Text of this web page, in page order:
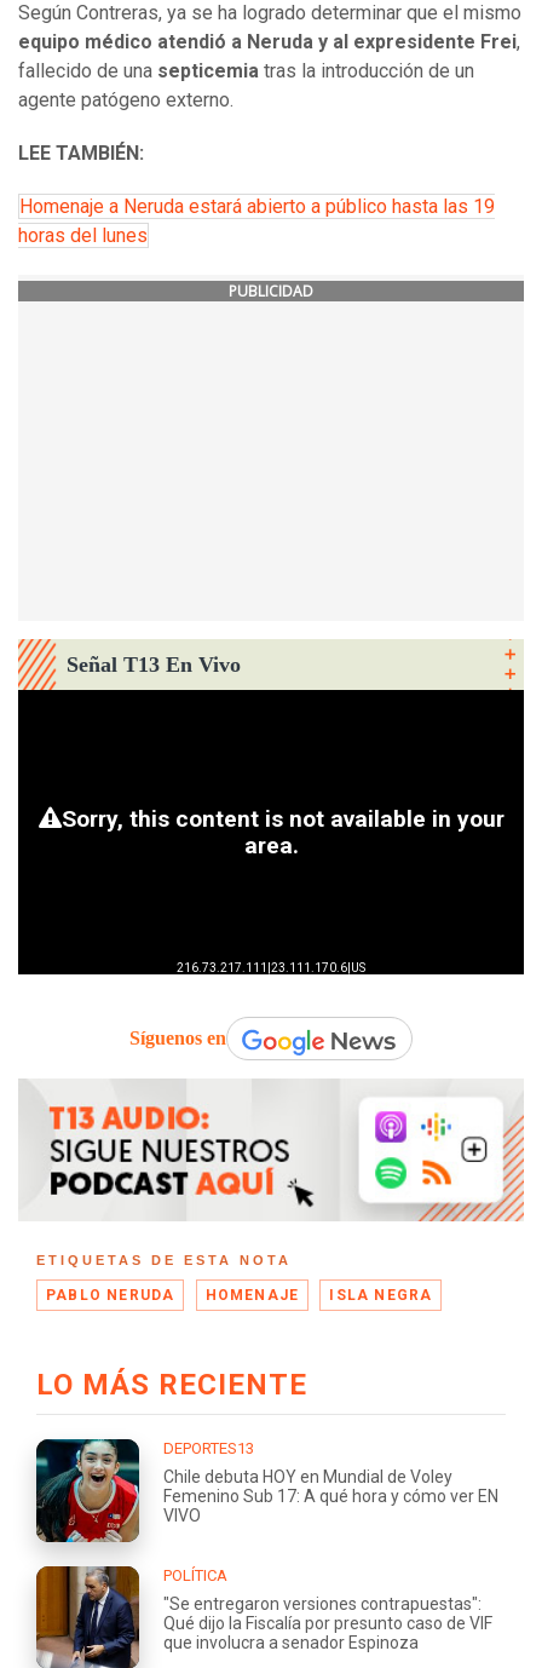
Según Contreras, ya se ha logrado determinar que el mismo
equipo médico atendió a Neruda y al expresidente Frei,
fallecido de una septicemia tras la introducción de un
agente patógeno externo.
LEE TAMBIÉN:
Homenaje a Neruda estará abierto a público hasta las 19
horas del lunes
PUBLICIDAD
Señal T13 En Vivo
Síguenos en
ETIQUETAS DE ESTA NOTA
PABLO NERUDA HOMENAJE ISLA NEGRA
LO MÁS RECIENTE
DEPORTES13
Chile debuta HOY en Mundial de Voley
Femenino Sub 17: A qué hora y cómo ver EN
VIVO
POLÍTICA
"Se entregaron versiones contrapuestas":
Qué dijo la Fiscalía por presunto caso de VIF
que involucra a senador Espinoza